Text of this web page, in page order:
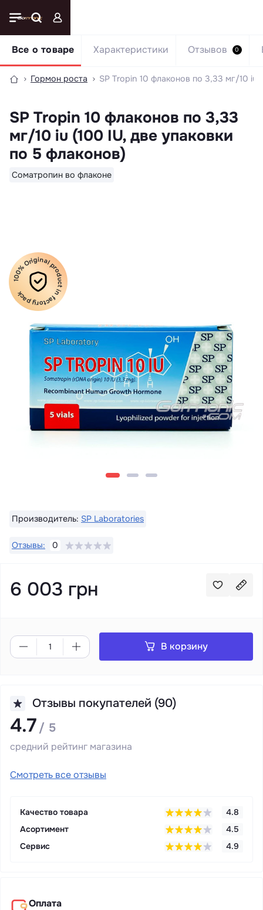
Гормон роста SP Tropin 10 флаконов по 3,33 мг/10 iu
SP Tropin 10 флаконов по 3,33
мг/10 iu (100 IU, две упаковки
по 5 флаконов)
Соматропин во флаконе
Все о товаре Характеристики Отзывов 0
100% Original product in factory pack
Производитель: SP Laboratories
Отзывы: 0
6 003 грн
В корзину
Отзывы покупателей (90)
4.7 / 5
средний рейтинг магазина
Смотреть все отзывы
Качество товара
4.8
Асортимент
4.5
Сервис
4.9
Оплата